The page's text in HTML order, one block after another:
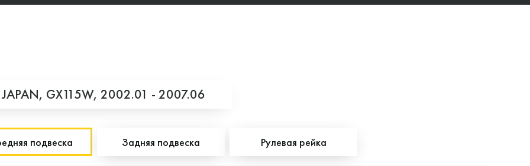
JAPAN, GX115W, 2002.01 - 2007.06
подвеска Задняя подвеска Рулевая рейка